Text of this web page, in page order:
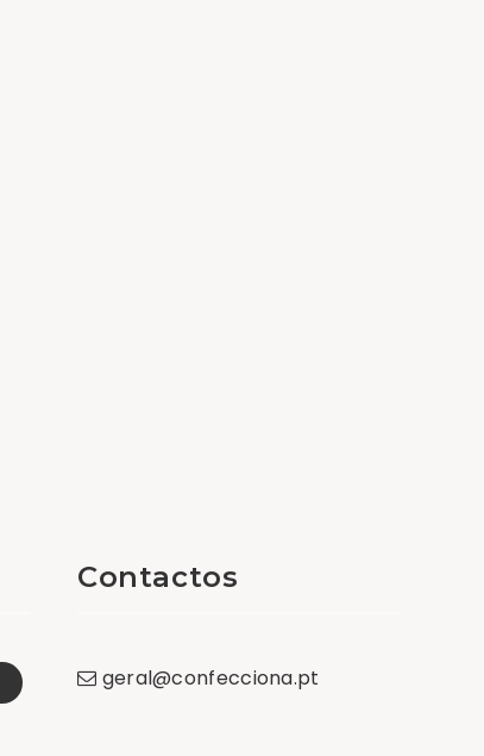
Contactos
geral@confecciona.pt